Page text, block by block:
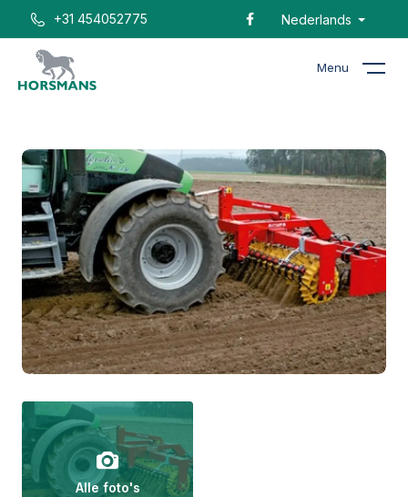
+31 454052775 Nederlands
Menu
Home Catalogus
Alle foto's